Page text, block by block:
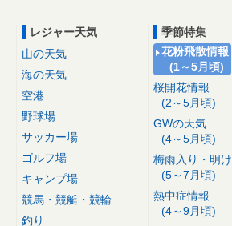
レジャー天気
山の天気
海の天気
空港
野球場
サッカー場
ゴルフ場
キャンプ場
競馬・競艇・競輪
釣り
季節特集
花粉飛散情報
(1～5月頃)
桜開花情報
(2～5月頃)
GWの天気
(4～5月頃)
梅雨入り・明け
(5～7月頃)
熱中症情報
(4～9月頃)